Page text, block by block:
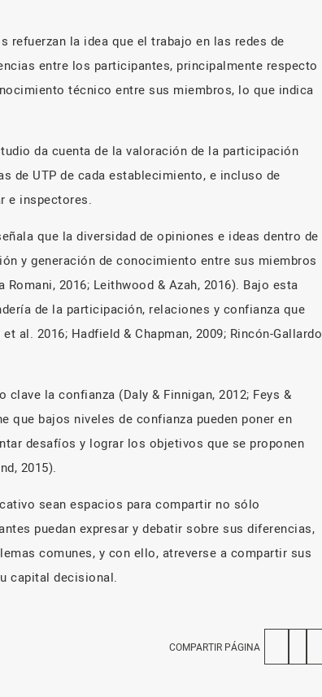
la idea que el trabajo en las redes de
entre los participantes, principalmente respecto
técnico entre sus miembros, lo que indica
da cuenta de la valoración de la participación
de UTP de cada establecimiento, e incluso de
e inspectores.
que la diversidad de opiniones e ideas dentro de
y generación de conocimiento entre sus miembros
2016; Leithwood & Azah, 2016). Bajo esta
de la participación, relaciones y confianza que
al. 2016; Hadfield & Chapman, 2009; Rincón-Gallardo
la confianza (Daly & Finnigan, 2012; Feys &
que bajos niveles de confianza pueden poner en
desafíos y lograr los objetivos que se proponen
2015).
sean espacios para compartir no sólo
puedan expresar y debatir sobre sus diferencias,
comunes, y con ello, atreverse a compartir sus
capital decisional.
COMPARTIR PÁGINA